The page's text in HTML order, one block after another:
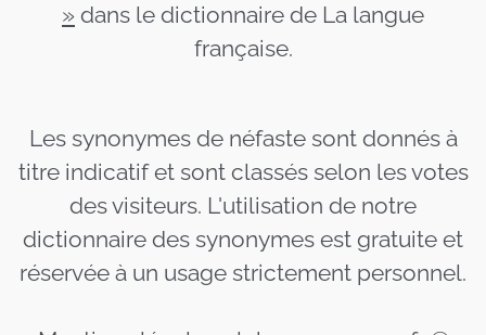
» dans le dictionnaire de La langue
française.
Les synonymes de néfaste sont donnés à
titre indicatif et sont classés selon les votes
des visiteurs. L'utilisation de notre
dictionnaire des synonymes est gratuite et
réservée à un usage strictement personnel.